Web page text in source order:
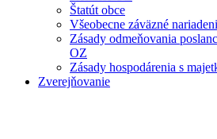
Štatút obce
Všeobecne záväzné
Zásady odmeňovania
OZ
Zásady hospodárenia s
Zverejňovanie